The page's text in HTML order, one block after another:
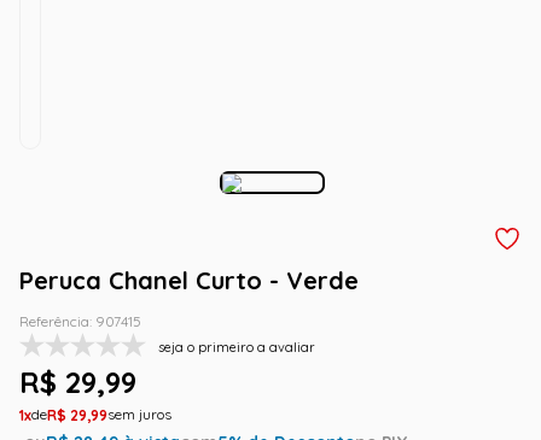
Peruca Chanel Curto - Verde
Referência: 907415
seja o primeiro a avaliar
R$ 29,99
1 R$ 29,99